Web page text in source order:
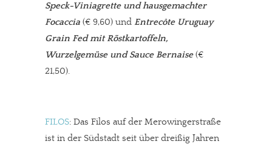
Speck-Viniagrette und hausgemachter
Focaccia (€ 9,60) und Entrecôte Uruguay
Grain Fed mit Röstkartoffeln,
Wurzelgemüse und Sauce Bernaise(€
21,50).
FILOS: Das Filos auf der Merowingerstraße
ist in der Südstadt seit über dreißig Jahren